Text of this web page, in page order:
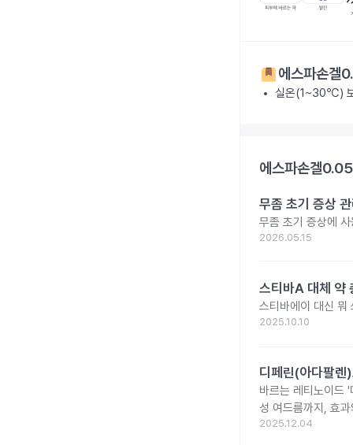
에스파손
실온(1~30℃)
에스파손겔
무좀 초기 증상
무좀 초기 증상에
2026.05.15
스티바A 대체 약
스티바에이 대신 뭐
2025.10.10
디페린(아다팔렌
바르는 레티노이드
성 여드름까지, 효
2025.12.04